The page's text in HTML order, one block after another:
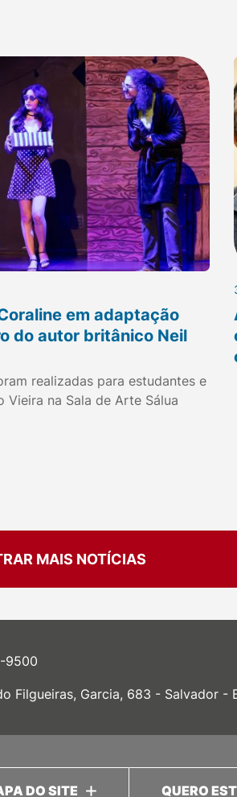
em adaptação
do autor britânico Neil
realizadas para estudantes e
Vieira na Sala de Arte Sálua
MAIS NOTÍCIAS
9500
Filgueiras, Garcia, 683 - Salvador -
DO SITE QUERO